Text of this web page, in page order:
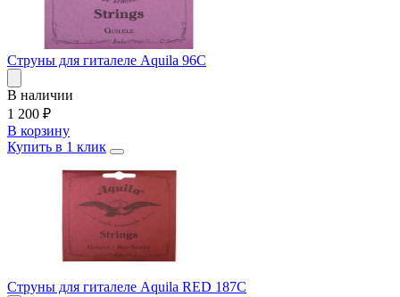
Струны для гиталеле Aquila 96C
В наличии
1 200 ₽
В корзину
Купить в 1 клик
Струны для гиталеле Aquila RED 187C